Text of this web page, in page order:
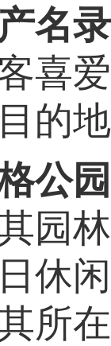
名录
喜
的
公园
园
休
所